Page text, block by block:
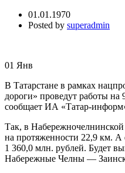
01.01.1970
Posted by superadmin
01 Янв
В Татарстане в рамках
дороги» проведут работы на
сообщает ИА «Татар-
Так, в
на протяженности 22,9 км. А
1 360,0 млн. рублей. Будет
Набережные Челны —